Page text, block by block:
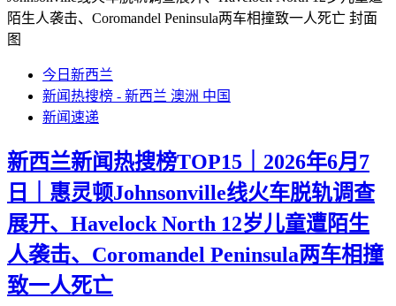
今日新西兰
新闻热搜榜 - 新西兰 澳洲 中国
新闻速递
新西兰新闻热搜榜TOP15｜2026年6月7
日｜惠灵顿Johnsonville线火车脱轨调查
展开、Havelock North 12岁儿童遭陌生
人袭击、Coromandel Peninsula两车相撞
致一人死亡